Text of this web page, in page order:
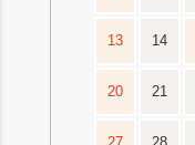
13 14
20 21